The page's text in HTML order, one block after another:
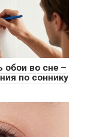
обои во сне –
по соннику